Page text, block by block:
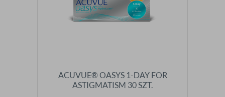
ACUVUE® OASYS 1-DAY FOR
ASTIGMATISM 30 SZT.